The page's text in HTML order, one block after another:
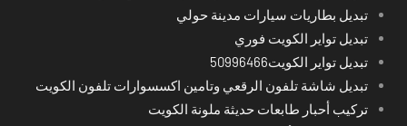
تبديل بطاريات سيارات مدينة حولي
تبديل تواير الكويت فوري
تبديل تواير الكويت50996466
تبديل شاشة تلفون الرقعي وتامين اكسسوارات تلفون الكويت
تركيب أحبار طابعات حديثة ملونة الكويت